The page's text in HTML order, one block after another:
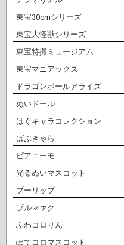
東宝30cmシリーズ
東宝大怪獣シリーズ
東宝特撮ミュージアム
東宝マニアックス
ドラゴンボールアライズ
ぬいドール
はぐキャラコレクション
ばぶきゃら
ピアニーモ
光るぬいマスコット
プーリップ
ブルマァク
ふわコロりん
ぽてコロマスコット